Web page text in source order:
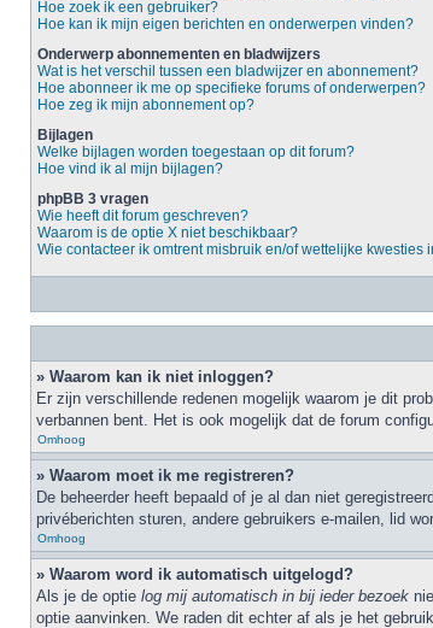
Hoe zoek ik een gebruiker?
Hoe kan ik mijn eigen berichten en onderwerpen vinden?
Onderwerp abonnementen en bladwijzers
Wat is het verschil tussen een bladwijzer en abonnement?
Hoe abonneer ik me op specifieke forums of onderwerpen?
Hoe zeg ik mijn abonnement op?
Bijlagen
Welke bijlagen worden toegestaan op dit forum?
Hoe vind ik al mijn bijlagen?
phpBB 3 vragen
Wie heeft dit forum geschreven?
Waarom is de optie X niet beschikbaar?
Wie contacteer ik omtrent misbruik en/of wettelijke kwesties
» Waarom kan ik niet inloggen?
Er zijn verschillende redenen mogelijk waarom je dit
verbannen bent. Het is ook mogelijk dat de forum
Omhoog
» Waarom moet ik me registreren?
De beheerder heeft bepaald of je al dan niet
privéberichten sturen, andere gebruikers e-mailen, lid
Omhoog
» Waarom word ik automatisch uitgelogd?
Als je de optie log mij automatisch in bij ieder bezoek
optie aanvinken. We raden dit echter af als je het